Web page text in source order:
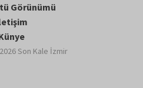
Görünümü
Son Kale İzmir